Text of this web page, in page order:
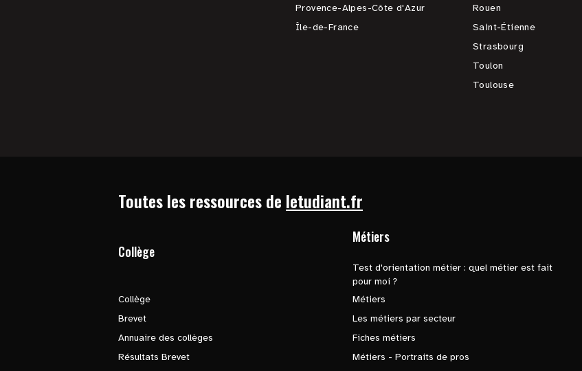
Provence-Alpes-Côte d'Azur
Île-de-France
Rouen
Saint-Étienne
Strasbourg
Toulon
Toulouse
Toutes les ressources de letudiant.fr
Collège
Collège
Brevet
Annuaire des collèges
Résultats Brevet
Métiers
Test d'orientation métier : quel métier est fait
pour moi ?
Métiers
Les métiers par secteur
Fiches métiers
Métiers - Portraits de pros